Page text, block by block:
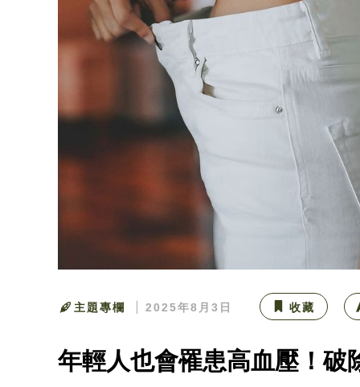
主題專欄 2025年8月3日 收藏
年輕人也會罹患高血壓！破